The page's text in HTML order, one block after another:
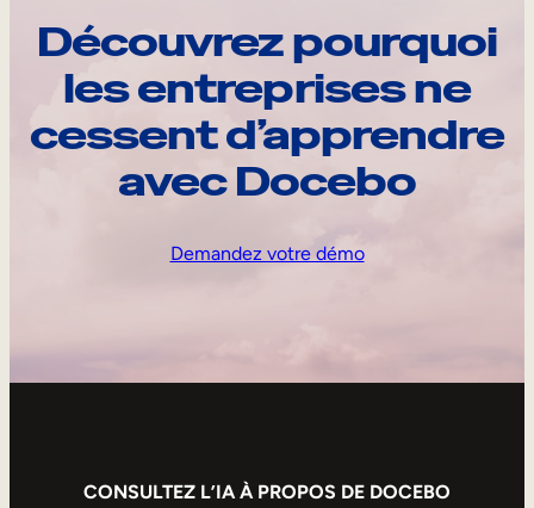
Découvrez pourquoi
les entreprises ne
cessent d’apprendre
avec Docebo
Demandez votre démo
CONSULTEZ L’IA À PROPOS DE DOCEBO